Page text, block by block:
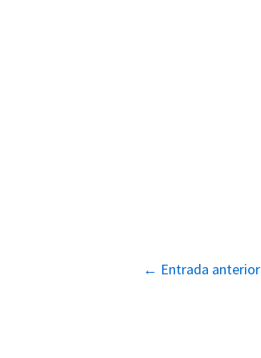
Navegación
← Entrada anterior